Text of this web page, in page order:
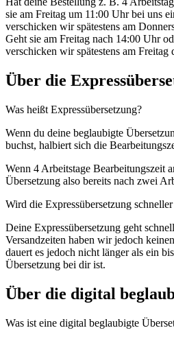
sie am Freitag um 11:00 Uhr bei uns
verschicken wir spätestens am
Geht sie am Freitag nach 14:00 Uhr
verschicken wir spätestens am Freitag
Über die
Was heißt Expressübersetzung?
Wenn du deine beglaubigte
buchst, halbiert sich die
Wenn 4 Arbeitstage Bearbeitungszeit
Übersetzung also bereits nach zwei
Wird die Expressübersetzung
Deine Expressübersetzung geht
Versandzeiten haben wir jedoch
dauert es jedoch nicht länger als ein
Übersetzung bei dir ist.
Über die digital
Was ist eine digital beglaubigte